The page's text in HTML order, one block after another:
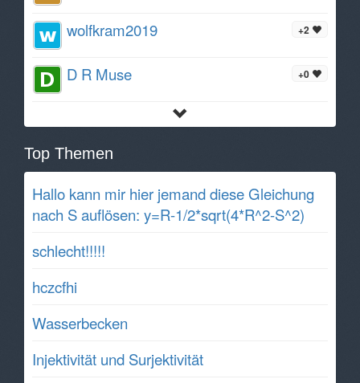
+2
wolfkram2019
+0
D R Muse
Top Themen
Hallo kann mir hier jemand diese Gleichung
nach S auflösen: y=R-1/2*sqrt(4*R^2-S^2)
schlecht!!!!!
hczcfhi
Wasserbecken
Injektivität und Surjektivität